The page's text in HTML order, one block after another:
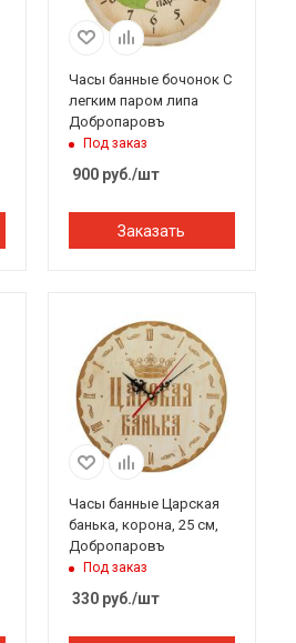
Часы банные бочонок С
легким паром липа
Добропаровъ
Под заказ
900руб./шт
Заказать
Часы банные Царская
банька, корона, 25 см,
Добропаровъ
Под заказ
330руб./шт